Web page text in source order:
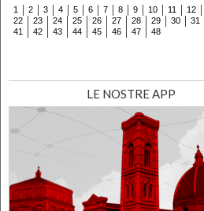
1 2 3 4 5 6 7 8 9 10 11 12
22
23 24 25 26 27 28 29 30 31
41
42 43 44 45 46 47
48
LE NOSTRE APP